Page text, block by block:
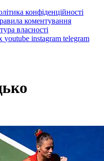
конфіденційності
коментування
власності
youtube instagram telegram